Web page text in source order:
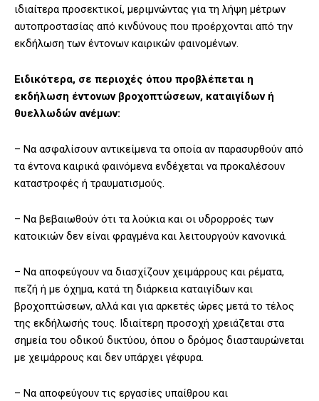
ιδιαίτερα προσεκτικοί, μεριμνώντας για τη λήψη μέτρων
αυτοπροστασίας από κινδύνους που προέρχονται από την
εκδήλωση των έντονων καιρικών φαινομένων.
Ειδικότερα, σε περιοχές όπου προβλέπεται η
εκδήλωση έντονων βροχοπτώσεων, καταιγίδων ή
θυελλωδών ανέμων:
– Να ασφαλίσουν αντικείμενα τα οποία αν παρασυρθούν από
τα έντονα καιρικά φαινόμενα ενδέχεται να προκαλέσουν
καταστροφές ή τραυματισμούς.
– Να βεβαιωθούν ότι τα λούκια και οι υδρορροές των
κατοικιών δεν είναι φραγμένα και λειτουργούν κανονικά.
– Να αποφεύγουν να διασχίζουν χειμάρρους και ρέματα,
πεζή ή με όχημα, κατά τη διάρκεια καταιγίδων και
βροχοπτώσεων, αλλά και για αρκετές ώρες μετά το τέλος
της εκδήλωσής τους. Ιδιαίτερη προσοχή χρειάζεται στα
σημεία του οδικού δικτύου, όπου ο δρόμος διασταυρώνεται
με χειμάρρους και δεν υπάρχει γέφυρα.
– Να αποφεύγουν τις εργασίες υπαίθρου και